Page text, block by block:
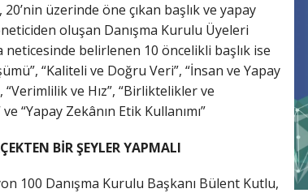
üzerinde öne çıkan başlık ve yapay
oluşan Danışma Kurulu Üyeleri
neticesinde belirlenen 10 öncelikli başlık ise
“Kaliteli ve Doğru Veri”, “İnsan ve Yapay
ve Hız”, “Birliktelikler ve
“Yapay Zekânın Etik Kullanımı”
BİR ŞEYLER YAPMALI
100 Danışma Kurulu Başkanı Bülent Kutlu,